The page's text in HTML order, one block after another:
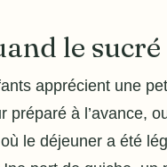
le sucré
apprécient une
à l’avance,
le déjeuner a été